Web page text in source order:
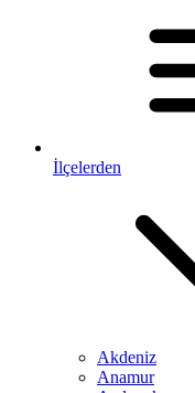
İlçelerden
Akdeniz
Anamur